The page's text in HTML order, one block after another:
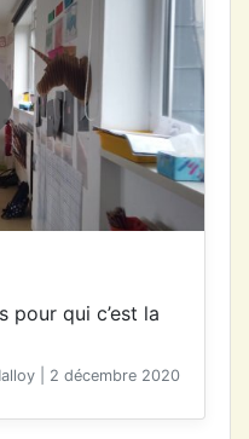
pour qui c’est la
| 2 décembre 2020